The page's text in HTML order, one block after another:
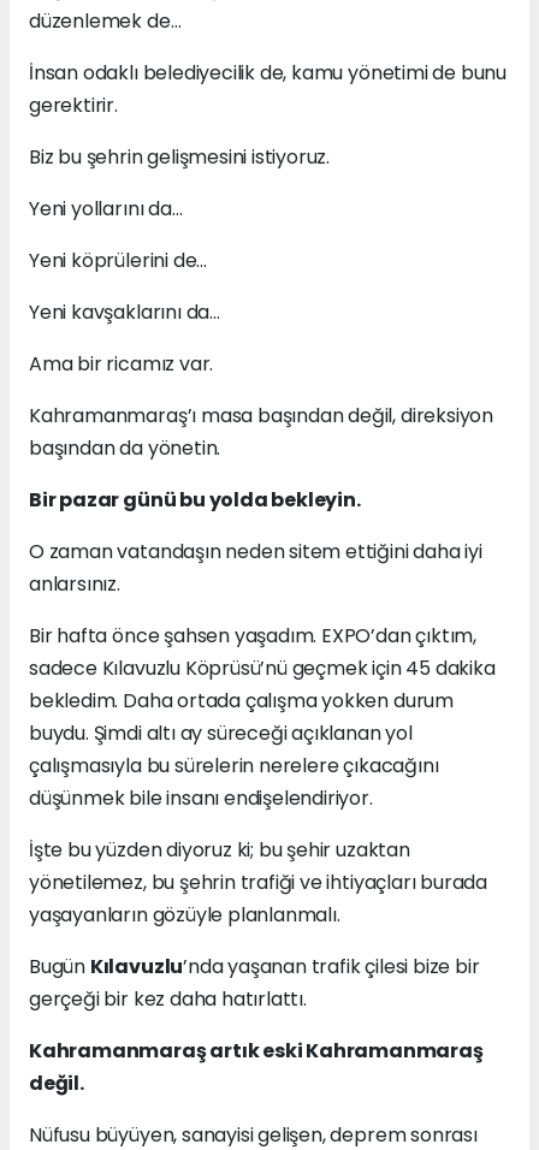
düzenlemek de…
İnsan odaklı belediyecilik de, kamu yönetimi de bunu
gerektirir.
Biz bu şehrin gelişmesini istiyoruz.
Yeni yollarını da…
Yeni köprülerini de…
Yeni kavşaklarını da…
Ama bir ricamız var.
Kahramanmaraş’ı masa başından değil, direksiyon
başından da yönetin.
Bir pazar günü bu yolda bekleyin.
O zaman vatandaşın neden sitem ettiğini daha iyi
anlarsınız.
Bir hafta önce şahsen yaşadım. EXPO’dan çıktım,
sadece Kılavuzlu Köprüsü’nü geçmek için 45 dakika
bekledim. Daha ortada çalışma yokken durum
buydu. Şimdi altı ay süreceği açıklanan yol
çalışmasıyla bu sürelerin nerelere çıkacağını
düşünmek bile insanı endişelendiriyor.
İşte bu yüzden diyoruz ki; bu şehir uzaktan
yönetilemez, bu şehrin trafiği ve ihtiyaçları burada
yaşayanların gözüyle planlanmalı.
Bugün Kılavuzlu’nda yaşanan trafik çilesi bize bir
gerçeği bir kez daha hatırlattı.
Kahramanmaraş artık eski Kahramanmaraş
değil.
Nüfusu büyüyen, sanayisi gelişen, deprem sonrası